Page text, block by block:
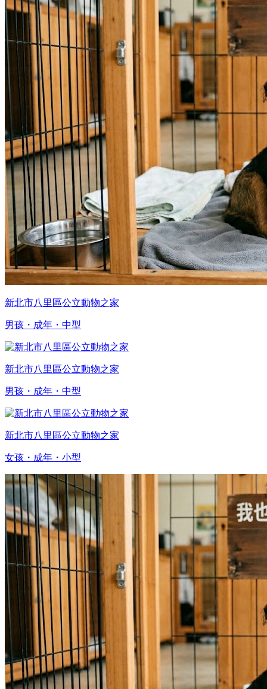
新北市八里區公立動物之家
男孩・成年・中型
新北市八里區公立動物之家
男孩・成年・中型
新北市八里區公立動物之家
女孩・成年・小型